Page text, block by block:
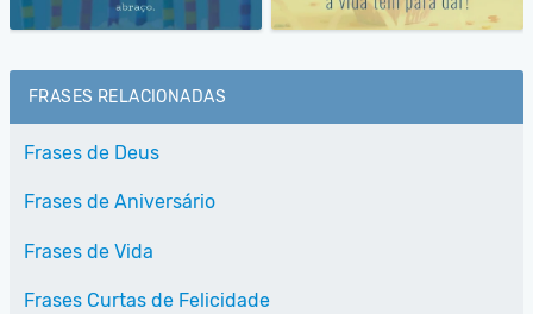
FRASES RELACIONADAS
Frases de Deus
Frases de Aniversário
Frases de Vida
Frases Curtas de Felicidade